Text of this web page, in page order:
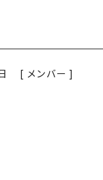
日 [ メンバー ]